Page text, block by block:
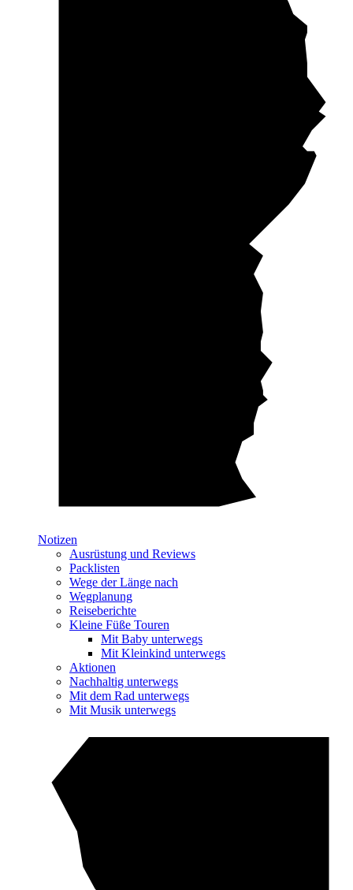
Notizen
Ausrüstung und Reviews
Packlisten
Wege der Länge nach
Wegplanung
Reiseberichte
Kleine Füße Touren
Mit Baby unterwegs
Mit Kleinkind unterwegs
Aktionen
Nachhaltig unterwegs
Mit dem Rad unterwegs
Mit Musik unterwegs